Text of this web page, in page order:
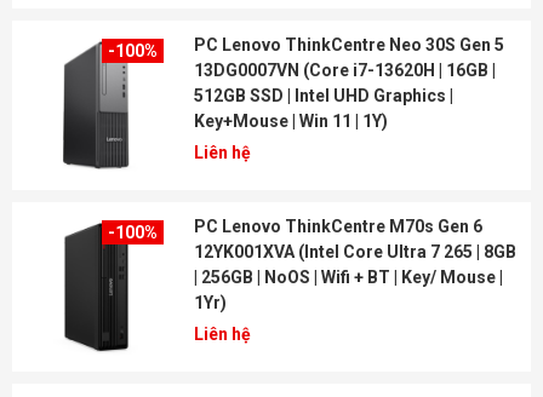
-100%
PC Lenovo ThinkCentre Neo 30S Gen 5
13DG0007VN (Core i7-13620H | 16GB |
512GB SSD | Intel UHD Graphics |
Key+Mouse | Win 11 | 1Y)
Liên hệ
-100%
PC Lenovo ThinkCentre M70s Gen 6
12YK001XVA (Intel Core Ultra 7 265 | 8GB
| 256GB | NoOS | Wifi + BT | Key/ Mouse |
1Yr)
Liên hệ